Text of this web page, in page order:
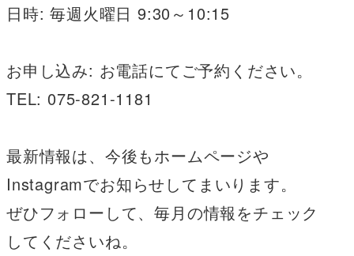
日時: 毎週火曜日 9:30～10:15
お申し込み: お電話にてご予約ください。
TEL: 075-821-1181
最新情報は、今後もホームページや
Instagramでお知らせしてまいります。
ぜひフォローして、毎月の情報をチェック
してくださいね。